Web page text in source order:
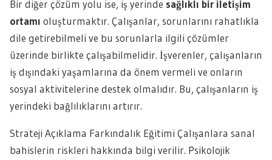
Bir diğer çözüm yolu ise, iş yerinde sağlıklı bir iletişim
ortamı oluşturmaktır. Çalışanlar, sorunlarını rahatlıkla
dile getirebilmeli ve bu sorunlarla ilgili çözümler
üzerinde birlikte çalışabilmelidir. İşverenler, çalışanların
iş dışındaki yaşamlarına da önem vermeli ve onların
sosyal aktivitelerine destek olmalıdır. Bu, çalışanların iş
yerindeki bağlılıklarını artırır.
Strateji Açıklama Farkındalık Eğitimi Çalışanlara sanal
bahislerin riskleri hakkında bilgi verilir. Psikolojik